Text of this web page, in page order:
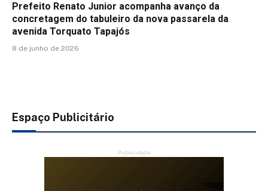
Prefeito Renato Junior acompanha avanço da
concretagem do tabuleiro da nova passarela da
avenida Torquato Tapajós
8 de junho de 2026
Espaço Publicitário
Publicidade